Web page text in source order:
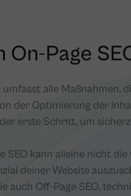
On-Page
umfasst alle
der Optimierung der
erste Schritt, um
SEO kann alleine nicht
deiner Website
auch Off-Page SEO,